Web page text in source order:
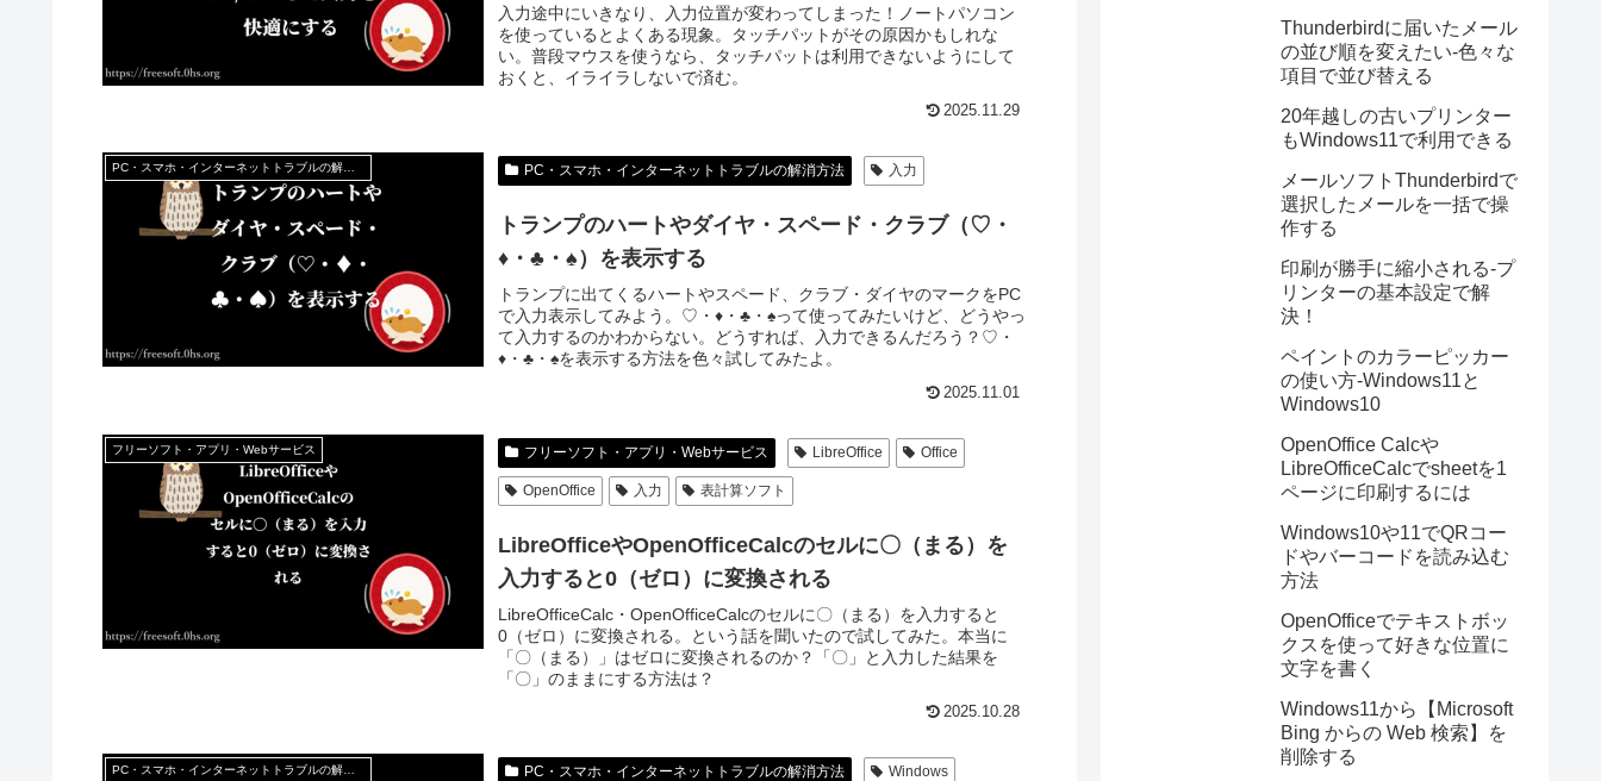
入力途中にいきなり、入力位置が変わってしまった！ノートパソコン
を使っているとよくある現象。タッチパットがその原因かもしれな
い。普段マウスを使うなら、タッチパットは利用できないようにして
おくと、イライラしないで済む。
2025.11.29
PC・スマホ・インターネットトラブルの解消方法 PC・スマホ・インターネットトラブルの解消方法 入力
トランプのハートやダイヤ・スペード・クラブ（♡・
♦・♣・♠）を表示する
トランプに出てくるハートやスペード、クラブ・ダイヤのマークをPC
で入力表示してみよう。♡・♦・♣・♠って使ってみたいけど、どうやっ
て入力するのかわからない。どうすれば、入力できるんだろう？♡・
♦・♣・♠を表示する方法を色々試してみたよ。
2025.11.01
フリーソフト・アプリ・Webサービス フリーソフト・アプリ・Webサービス LibreOffice Office
OpenOffice 入力 表計算ソフト
LibreOfficeやOpenOfficeCalcのセルに〇（まる）を
入力すると0（ゼロ）に変換される
LibreOfficeCalc・OpenOfficeCalcのセルに〇（まる）を入力すると
0（ゼロ）に変換される。という話を聞いたので試してみた。本当に
「〇（まる）」はゼロに変換されるのか？「〇」と入力した結果を
「〇」のままにする方法は？
2025.10.28
PC・スマホ・インターネットトラブルの解消方法 Windows
Thunderbirdに届いたメール
の並び順を変えたい-色々な
項目で並び替える
20年越しの古いプリンター
もWindows11で利用できる
メールソフトThunderbirdで
選択したメールを一括で操
作する
印刷が勝手に縮小される-プ
リンターの基本設定で解
決！
ペイントのカラーピッカー
の使い方-Windows11と
Windows10
OpenOffice Calcや
LibreOfficeCalcでsheetを1
ページに印刷するには
Windows10や11でQRコー
ドやバーコードを読み込む
方法
OpenOfficeでテキストボッ
クスを使って好きな位置に
文字を書く
Windows11から【Microsoft
Bing からの Web 検索】を
削除する